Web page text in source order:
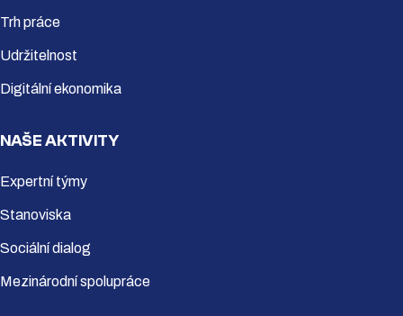
Trh práce
Udržitelnost
Digitální ekonomika
NAŠE AKTIVITY
Expertní týmy
Stanoviska
Sociální dialog
Mezinárodní spolupráce